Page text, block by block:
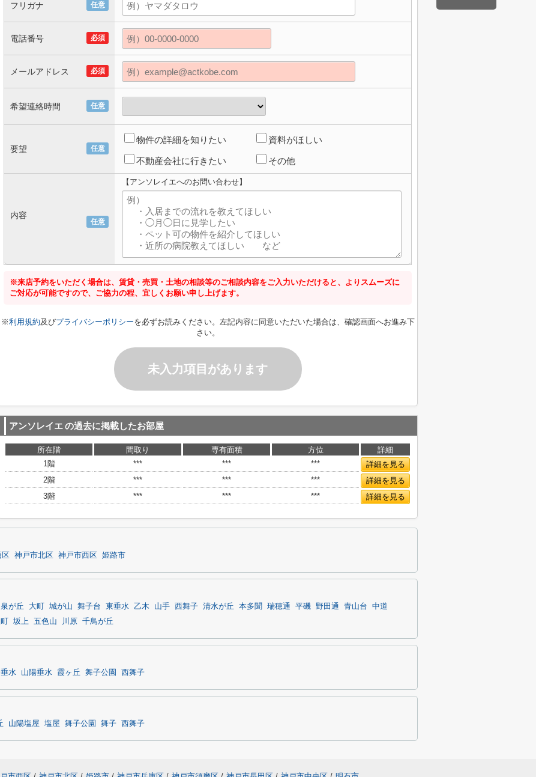
任意
フリガナ
必須
電話番号
必須
メールアドレス
任意
希望連絡時間
任意
要望
物件の詳細を知りたい 資料がほしい
不動産会社に行きたい その他
任意
内容
【アンソレイエへのお問い合わせ】
※来店予約をいただく場合は、賃貸・売買・土地の相談等のご相談内容をご入力いただけると、よりスムーズに
ご対応が可能ですので、ご協力の程、宜しくお願い申し上げます。
※利用規約及びプライバシーポリシーを必ずお読みください。左記内容に同意いただいた場合は、確認画面へお進み下
さい。
未入力項目があります
アンソレイエの過去に掲載したお部屋
所在階 間取り 専有面積 方位
詳細
1階
*** *** ***
詳細を見る
2階
*** *** ***
詳細を見る
3階
*** *** *** 詳細を見る
神戸市北区 神戸市西区 姫路市
泉が丘 大町 城が山 舞子台 東垂水 乙木 山手 西舞子 清水が丘 本多聞 瑞穂通 平磯 野田通 青山台
中道
坂上 五色山 川原 千鳥が丘
水 山陽垂水 霞ヶ丘 舞子公園 西舞子
山陽塩屋 塩屋 舞子公園 舞子 西舞子